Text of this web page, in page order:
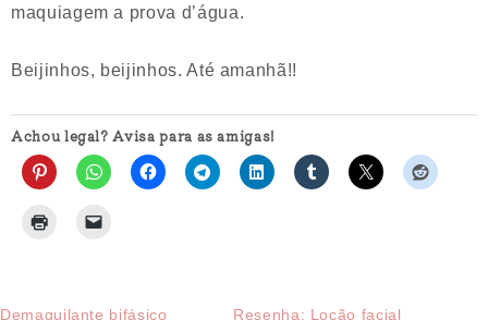
maquiagem a prova d’água.
Beijinhos, beijinhos. Até amanhã!!
Achou legal? Avisa para as amigas!
Demaquilante bifásico
Resenha: Loção facial